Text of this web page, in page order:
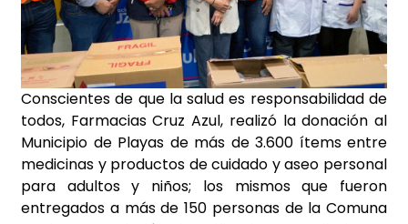
Conscientes de que la salud es responsabilidad de
todos, Farmacias Cruz Azul, realizó la donación al
Municipio de Playas de más de 3.600 ítems entre
medicinas y productos de cuidado y aseo personal
para adultos y niños; los mismos que fueron
entregados a más de 150 personas de la Comuna